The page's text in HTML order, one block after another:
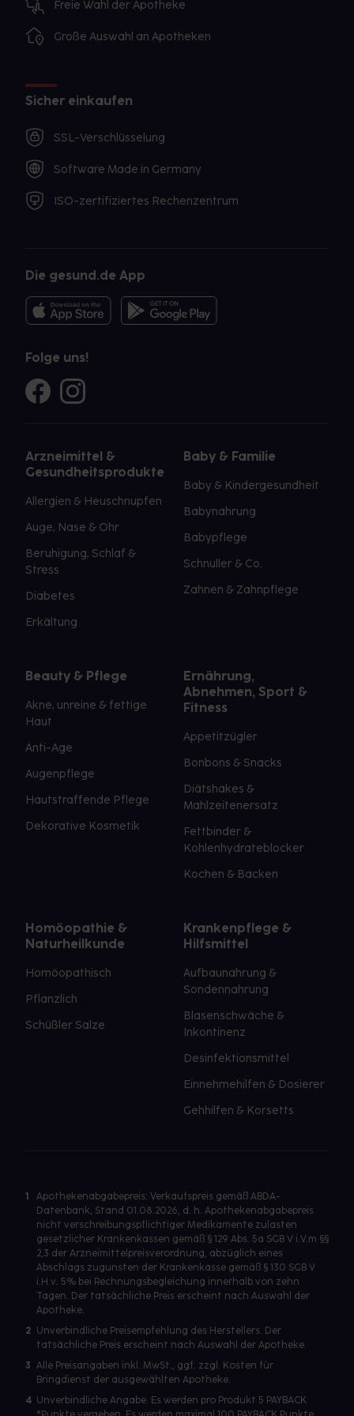
Freie Wahl der Apotheke
Große Auswahl an Apotheken
Sicher einkaufen
SSL-Verschlüsselung
Software Made in Germany
ISO-zertifiziertes Rechenzentrum
Die gesund.de App
Folge uns!
Arzneimittel &
Gesundheitsprodukte
Allergien & Heuschnupfen
Auge, Nase & Ohr
Beruhigung, Schlaf &
Stress
Diabetes
Erkältung
Baby & Familie
Baby & Kindergesundheit
Babynahrung
Babypflege
Schnuller & Co.
Zahnen & Zahnpflege
Beauty & Pflege
Akne, unreine & fettige
Haut
Anti-Age
Augenpflege
Hautstraffende Pflege
Dekorative Kosmetik
Ernährung,
Abnehmen, Sport &
Fitness
Appetitzügler
Bonbons & Snacks
Diätshakes &
Mahlzeitenersatz
Fettbinder &
Kohlenhydrateblocker
Kochen & Backen
Homöopathie &
Naturheilkunde
Homöopathisch
Pflanzlich
Schüßler Salze
Krankenpflege &
Hilfsmittel
Aufbaunahrung &
Sondennahrung
Blasenschwäche &
Inkontinenz
Desinfektionsmittel
Einnehmehilfen & Dosierer
Gehhilfen & Korsetts
1
Apothekenabgabepreis: Verkaufspreis gemäß ABDA-
Datenbank, Stand 01.08.2026, d. h. Apothekenabgabepreis
nicht verschreibungspflichtiger Medikamente zulasten
gesetzlicher Krankenkassen gemäß § 129 Abs. 5a SGB V i.V.m §§
2,3 der Arzneimittelpreisverordnung, abzüglich eines
Abschlags zugunsten der Krankenkasse gemäß § 130 SGB V
i.H.v. 5% bei Rechnungsbegleichung innerhalb von zehn
Tagen. Der tatsächliche Preis erscheint nach Auswahl der
Apotheke.
2 Unverbindliche Preisempfehlung des Herstellers. Der
tatsächliche Preis erscheint nach Auswahl der Apotheke.
3 Alle Preisangaben inkl. MwSt., ggf. zzgl. Kosten für
Bringdienst der ausgewählten Apotheke.
4 Unverbindliche Angabe. Es werden pro Produkt 5 PAYBACK